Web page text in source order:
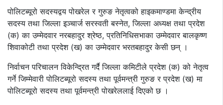
पोलिटब्यूरो सदस्यद्वय पोखरेल र गुरुङ नेतृत्वको हाइकमाण्डमा केन्द्रीय
सदस्य तथा जिल्ला इञ्चार्ज सरस्वती बस्नेत, जिल्ला अध्यक्ष तथा प्रदेश
(क) का उम्मेदवार नरबहादुर श्रेष्ठ, प्रतिनिधिसभाका उम्मेदवार बालकृष्ण
शिवाकोटी तथा प्रदेश (ख) का उम्मेदवार भरतबहादुर केसी छन् ।
निर्वाचन परिचालन विकेन्द्रित गर्दै जिल्ला कमिटीले प्रदेश (क) को नेतृत्व
गर्ने जिम्मेवारी पोलिटब्यूरो सदस्य तथा पूर्वमन्त्री गुरुङ र प्रदेश (ख) मा
पोलिटब्यूरो सदस्य तथा पूर्वमन्त्री पोखरेललाई दिएको छ ।